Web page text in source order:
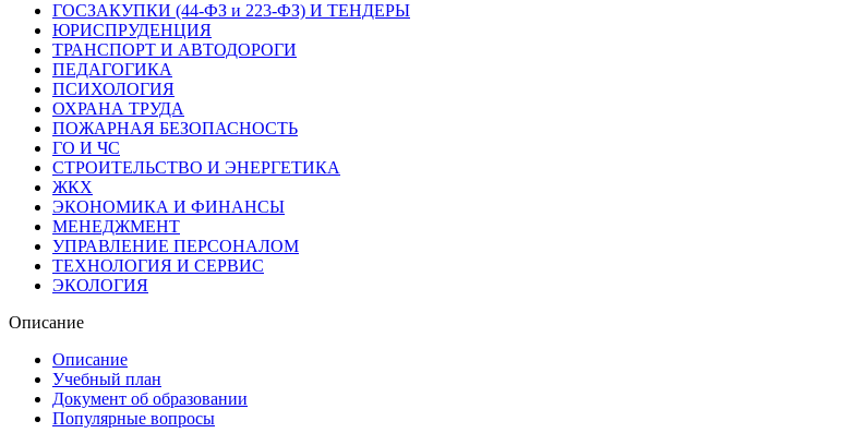
ГОСЗАКУПКИ (44-ФЗ и 223-ФЗ) И ТЕНДЕРЫ
ЮРИСПРУДЕНЦИЯ
ТРАНСПОРТ И АВТОДОРОГИ
ПЕДАГОГИКА
ПСИХОЛОГИЯ
ОХРАНА ТРУДА
ПОЖАРНАЯ БЕЗОПАСНОСТЬ
ГО И ЧС
СТРОИТЕЛЬСТВО И ЭНЕРГЕТИКА
ЖКХ
ЭКОНОМИКА И ФИНАНСЫ
МЕНЕДЖМЕНТ
УПРАВЛЕНИЕ ПЕРСОНАЛОМ
ТЕХНОЛОГИЯ И СЕРВИС
ЭКОЛОГИЯ
Описание
Описание
Учебный план
Документ об образовании
Популярные вопросы